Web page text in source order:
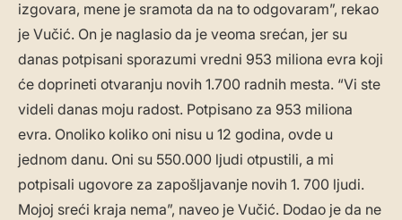
izgovara, mene je sramota da na to odgovaram”, rekao
je Vučić. On je naglasio da je veoma srećan, jer su
danas potpisani sporazumi vredni 953 miliona evra koji
će doprineti otvaranju novih 1.700 radnih mesta. “Vi ste
videli danas moju radost. Potpisano za 953 miliona
evra. Onoliko koliko oni nisu u 12 godina, ovde u
jednom danu. Oni su 550.000 ljudi otpustili, a mi
potpisali ugovore za zapošljavanje novih 1. 700 ljudi.
Mojoj sreći kraja nema”, naveo je Vučić. Dodao je da ne